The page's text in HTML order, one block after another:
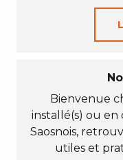
Bienvenue
installé(s) ou en
Saosnois,
utiles et